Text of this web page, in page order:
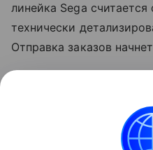
линейка Sega
технически
Отправка заказов